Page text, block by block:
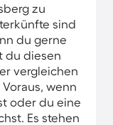
zu
sind
du gerne
du diesen
vergleichen
wenn
oder du eine
Es stehen